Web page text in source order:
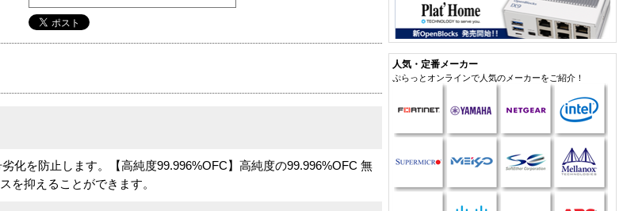
化を防止します。【高純度99.996%OFC】高純度の99.996%OFC 無
を抑えることができます。
人気・定番メーカー
ぷらっとオンラインで人気のメーカーをご紹介！